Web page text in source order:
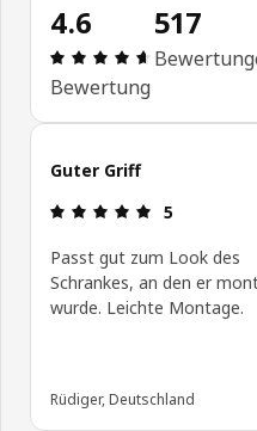
4.6
Bewertung:
Bewertung
517
Kundenbewertungen
Guter Griff
Bewertung:
5
Passt gut zum Look des
Schrankes, an den er
wurde. Leichte Montage.
Rüdiger, Deutschland